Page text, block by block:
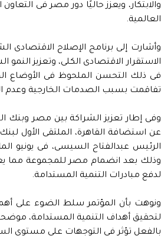
والابتكار، ويعزز حاليًا دور مصر فى
العالمية.
وأشارت إلى برنامج الإصلاح الاقتصادى
الاستقرار الاقتصادى الكلى، وتعزيز
فى ذلك التحسن الملحوظ فى الأوضاع
تفاقمت بسبب الصدمات الخارجية وعدم
وفى إطار تعزيز الشراكة بين مصر وبنك
عن استضافة القاهرة، الملتقى الأول
الرئيس عبدالفتاح السيسى، فى يونيو
وذلك بعد انضمام مصر للمجموعة مما
لدفع مبادرات التنمية المستدامة.
ونوهت بأن المؤتمر سلط الضوء على
لتحقيق أهداف التنمية المستدامة، موضحة
بالفعل تؤثر فى التوجهات على مستوى